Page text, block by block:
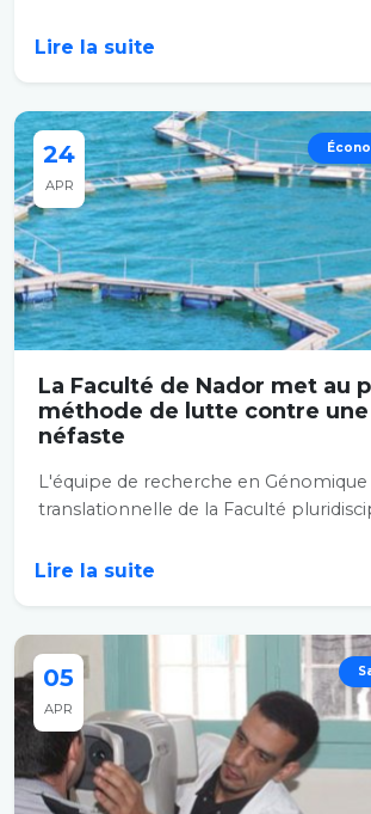
Lire la suite
24
APR
La Faculté de Nador met au
méthode de lutte contre
néfaste
L'équipe de recherche en Génomique
translationnelle de la Faculté
Lire la suite
05
APR